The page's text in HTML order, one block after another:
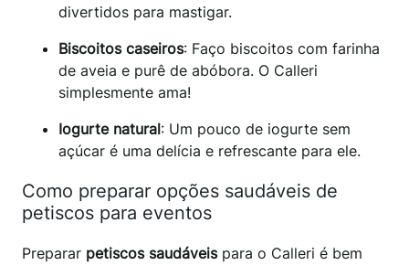
divertidos para mastigar.
Biscoitos caseiros: Faço biscoitos com farinha
de aveia e purê de abóbora. O Calleri
simplesmente ama!
Iogurte natural: Um pouco de iogurte sem
açúcar é uma delícia e refrescante para ele.
Como preparar opções saudáveis de
petiscos para eventos
Preparar petiscos saudáveispara o Calleri é bem